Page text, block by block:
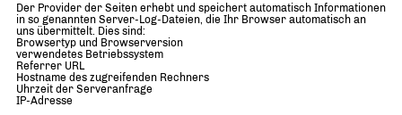
Der Provider der Seiten erhebt und speichert automatisch Informationen
in so genannten Server-Log-Dateien, die Ihr Browser automatisch an
uns übermittelt. Dies sind:
Browsertyp und Browserversion
verwendetes Betriebssystem
Referrer URL
Hostname des zugreifenden Rechners
Uhrzeit der Serveranfrage
IP-Adresse